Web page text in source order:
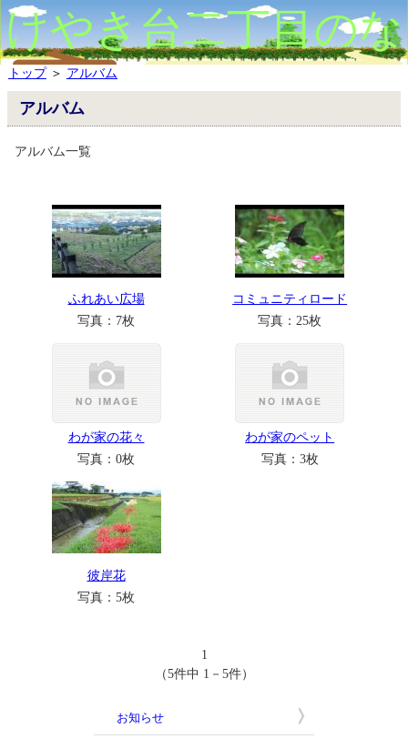
けやき台二丁目のな
かまたち
トップ＞ アルバム
アルバム
アルバム一覧
ふれあい広場
写真：7枚
コミュニティロード
写真：25枚
わが家の花々
写真：0枚
わが家のペット
写真：3枚
彼岸花
写真：5枚
1
（5件中 1－5件）
お知らせ